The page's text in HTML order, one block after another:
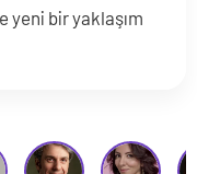
yeni bir yaklaşım